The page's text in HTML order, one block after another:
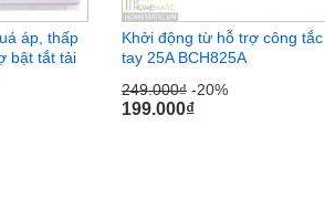
áp, thấp
bật tắt tải
Khởi động từ hỗ trợ công tắc
tay 25A BCH825A
249.000₫ -20%
199.000₫
249.000₫ -20%
199.000₫